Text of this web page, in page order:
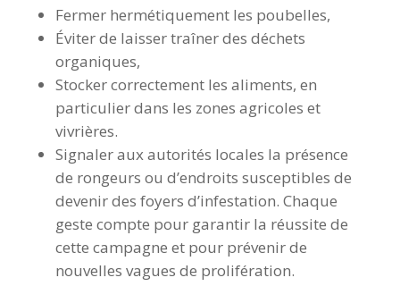
Fermer hermétiquement les poubelles,
Éviter de laisser traîner des déchets
organiques,
Stocker correctement les aliments, en
particulier dans les zones agricoles et
vivrières.
Signaler aux autorités locales la présence
de rongeurs ou d’endroits susceptibles de
devenir des foyers d’infestation. Chaque
geste compte pour garantir la réussite de
cette campagne et pour prévenir de
nouvelles vagues de prolifération.